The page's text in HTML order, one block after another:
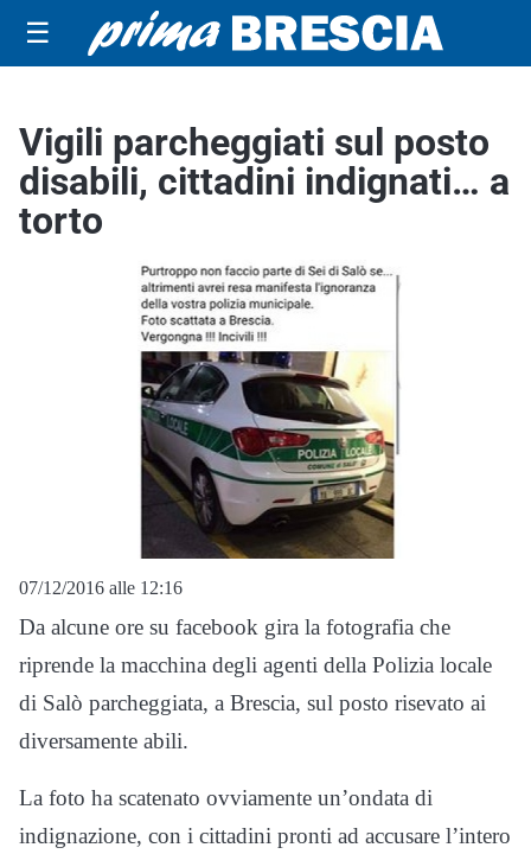
☰
Vigili parcheggiati sul posto
disabili, cittadini indignati… a
torto
07/12/2016 alle 12:16
Da alcune ore su facebook gira la fotografia che
riprende la macchina degli agenti della Polizia locale
di Salò parcheggiata, a Brescia, sul posto risevato ai
diversamente abili.
La foto ha scatenato ovviamente un’ondata di
indignazione, con i cittadini pronti ad accusare l’intero